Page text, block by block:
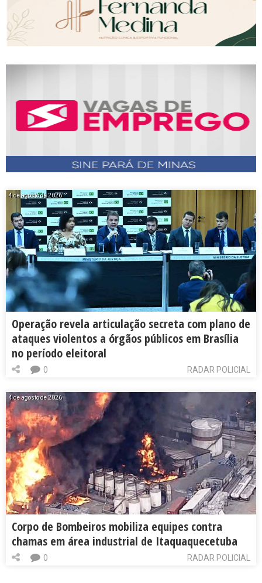
4 de agosto de 2026
Operação revela articulação secreta com plano de
ataques violentos a órgãos públicos em Brasília
no período eleitoral
RADAR POLICIAL
0
4 de agosto de 2026
Corpo de Bombeiros mobiliza equipes contra
chamas em área industrial de Itaquaquecetuba
RADAR POLICIAL
0